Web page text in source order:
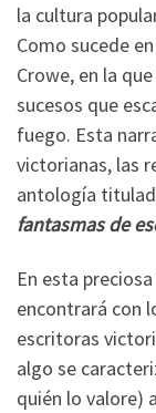
la cultura
Como sucede
Crowe, en la
sucesos que
fuego. Esta
victorianas, las
antología
fantasmas de
En esta
encontrará con
escritoras
algo se
quién lo valore)